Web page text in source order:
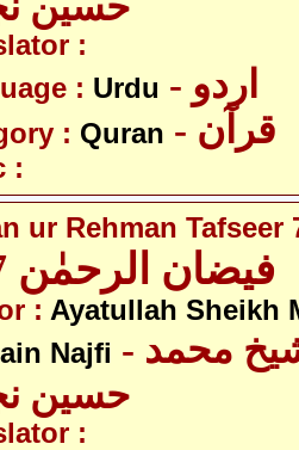
:
: Urdu - اردو
: Quran - قرآن
:
ur Rehman Tafseer
فیضان الرحمٰن 10/7
: Ayatullah Sheikh
Najfi - آیت اللہ شیخ محمد
حسین
: